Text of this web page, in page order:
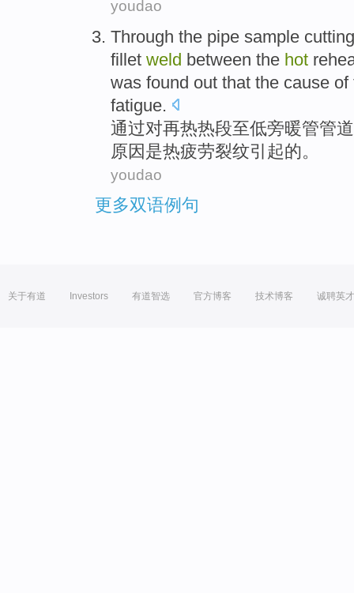
youdao
Through the pipe sample
fillet weld between the hot
was found out that the cause of
fatigue.
通过对再热热段至低旁暖管管道
原因 是热疲劳裂纹引起的。
youdao
更多双语例句
关于有道 Investors 有道智选 官方博客 技术博客 诚聘英才